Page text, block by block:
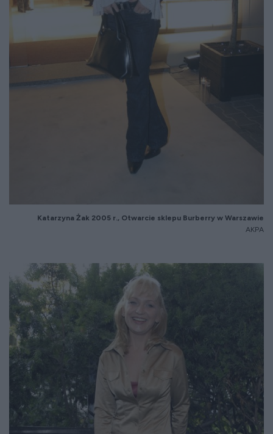
Katarzyna Żak 2005 r., Otwarcie sklepu Burberry w Warszawie
AKPA